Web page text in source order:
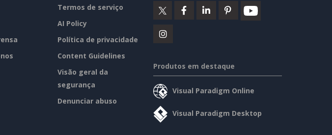
Termos de serviço
AI Policy
Política de privacidade
Content Guidelines
Visão geral da
segurança
Denunciar abuso
Produtos em destaque
Visual Paradigm Online
Visual Paradigm Desktop